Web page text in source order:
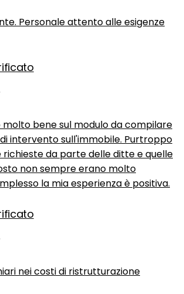
Personale attento alle esigenze
bene sul modulo da compilare
intervento sull'immobile. Purtroppo
richieste da parte delle ditte e quelle
non sempre erano molto
la mia esperienza è positiva.
nei costi di ristrutturazione